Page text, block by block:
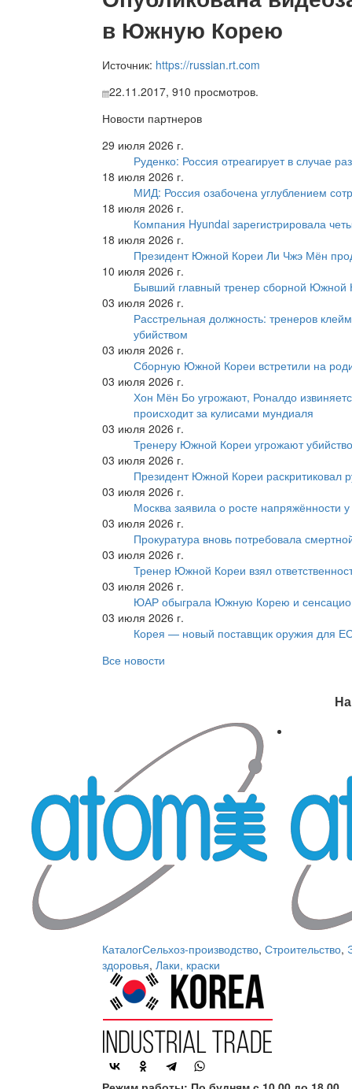
в Южную Корею
Источник: https://russian.rt.com
22.11.2017, 910 просмотров.
Новости партнеров
29 июля 2026 г.
Руденко: Россия отреагирует в случае
18 июля 2026 г.
МИД: Россия озабочена углублением
18 июля 2026 г.
Компания Hyundai зарегистрировала
18 июля 2026 г.
Президент Южной Кореи Ли Чжэ Мён
10 июля 2026 г.
Бывший главный тренер сборной Южной
03 июля 2026 г.
Расстрельная должность: тренеров
убийством
03 июля 2026 г.
Сборную Южной Кореи встретили на
03 июля 2026 г.
Хон Мён Бо угрожают, Роналдо
происходит за кулисами мундиаля
03 июля 2026 г.
Тренеру Южной Кореи угрожают
03 июля 2026 г.
Президент Южной Кореи раскритиковал
03 июля 2026 г.
Москва заявила о росте
03 июля 2026 г.
Прокуратура вновь потребовала
03 июля 2026 г.
Тренер Южной Кореи взял
03 июля 2026 г.
ЮАР обыграла Южную Корею и
03 июля 2026 г.
Корея — новый поставщик оружия для
Все новости
КаталогСельхоз-производство, Строительство,
здоровья, Лаки, краски